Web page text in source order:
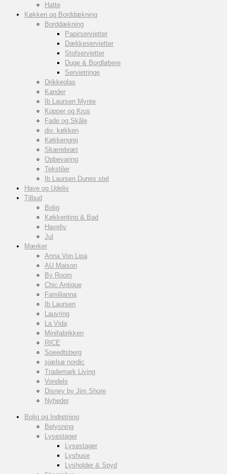
Hatte
Køkken og Borddækning
Borddækning
Papirservietter
Dækkeservietter
Stofservietter
Duge & Bordløbere
Servietringe
Drikkeglas
Kander
Ib Laursen Mynte
Kopper og Krus
Fade og Skåle
div. køkken
Køkkengrej
Skærebræt
Opbevaring
Tekstiler
Ib Laursen Dunes stel
Have og Udeliv
Tilbud
Bolig
Køkkenting & Bad
Haveliv
Jul
Mærker
Anna Von Lipa
AU Maison
By Room
Chic Antique
Familianna
Ib Laursen
Lauvring
La Vida
Minifabrikken
RICE
Speedtsberg
sjælsø nordic
Trademark Living
Vondels
Disney by Jim Shore
Nyheder
Bolig og Indretning
Belysning
Lysestager
Lysestager
Lyshuse
Lysholder & Spyd